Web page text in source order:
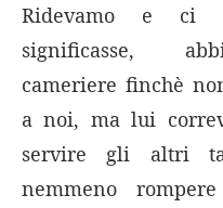
Ridevamo e ci
significasse,
cameriere finchè
a noi, ma lui
servire gli altri
nemmeno